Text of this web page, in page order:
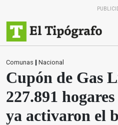
Comunas | Nacional
Cupón de Gas
227.891
ya activaron el